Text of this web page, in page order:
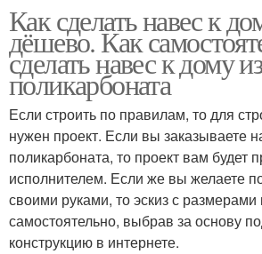
Как сделать навес к
дёшево. Как
сделать навес к дому
поликарбоната
Если строить по правилам, то для
нужен проект. Если вы заказываете
поликарбоната, то проект вам будет
исполнителем. Если же вы желаете
своими руками, то эскиз с
самостоятельно, выбрав за основу
конструкцию в интернете.